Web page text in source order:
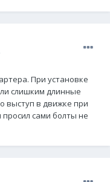
При установке
слишким длинные
выступ в движке при
сами болты не